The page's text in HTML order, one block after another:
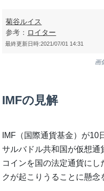
菊谷ルイス
参考： ロイター
最終更新日時:2021/07/01 14:31
画
IMFの見解
IMF（国際通貨基金）が10
サルバドル共和国が仮想通
コインを国の法定通貨に
クが起こりうることに懸念